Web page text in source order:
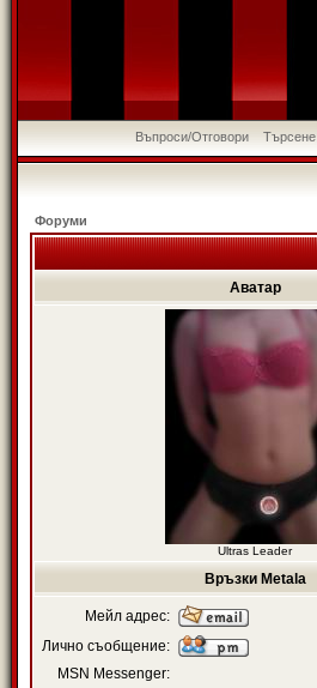
Въпроси/Отговори Търсене
Форуми
Аватар
Ultras Leader
Връзки Metala
Мейл адрес:
Лично съобщение:
MSN Messenger: